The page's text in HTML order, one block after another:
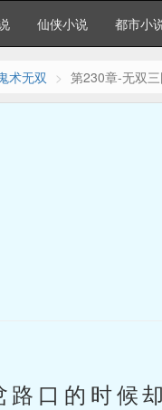
仙侠小说 都市小
术无双 第230章-无双
口的时候却